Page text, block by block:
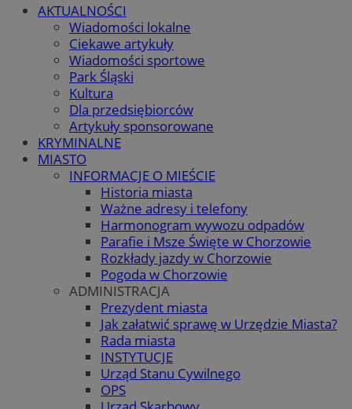
AKTUALNOŚCI
Wiadomości lokalne
Ciekawe artykuły
Wiadomości sportowe
Park Śląski
Kultura
Dla przedsiębiorców
Artykuły sponsorowane
KRYMINALNE
MIASTO
INFORMACJE O MIEŚCIE
Historia miasta
Ważne adresy i telefony
Harmonogram wywozu odpadów
Parafie i Msze Święte w Chorzowie
Rozkłady jazdy w Chorzowie
Pogoda w Chorzowie
ADMINISTRACJA
Prezydent miasta
Jak załatwić sprawę w Urzędzie Miasta?
Rada miasta
INSTYTUCJE
Urząd Stanu Cywilnego
OPS